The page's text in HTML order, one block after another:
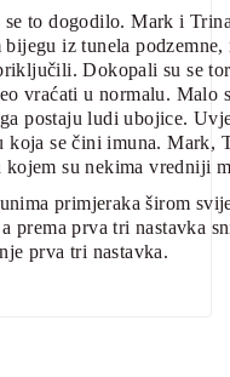
to dogodilo. Mark i
iz tunela
Dokopali su se
vraćati u normalu.
postaju ludi ubojice.
koja se čini imuna.
su nekima vredniji
primjeraka širom
prema prva tri nastavka
prva tri nastavka.